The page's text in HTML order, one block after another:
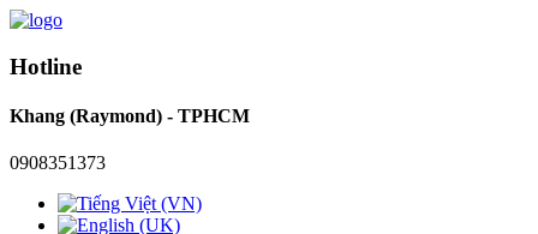
Hotline
Khang (Raymond) - TPHCM
0908351373